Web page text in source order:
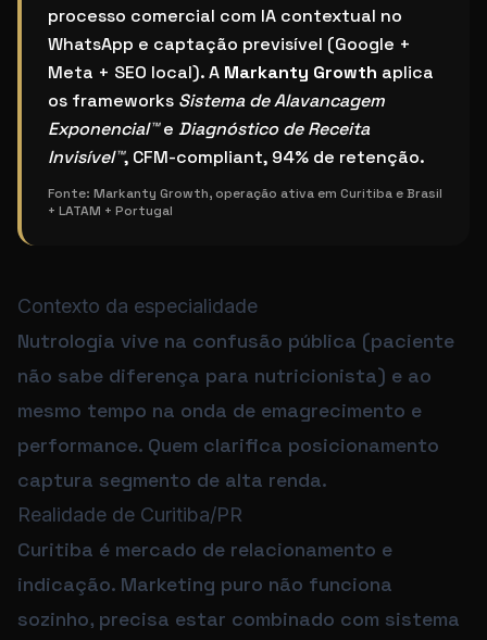
processo comercial com IA contextual no
WhatsApp e captação previsível (Google +
Meta + SEO local). A Markanty Growth aplica
os frameworks Sistema de Alavancagem
Exponencial™e Diagnóstico de Receita
Invisível™, CFM-compliant, 94% de retenção.
Fonte: Markanty Growth, operação ativa em Curitiba e Brasil
+ LATAM + Portugal
Contexto da especialidade
Nutrologia vive na confusão pública (paciente
não sabe diferença para nutricionista) e ao
mesmo tempo na onda de emagrecimento e
performance. Quem clarifica posicionamento
captura segmento de alta renda.
Realidade de Curitiba/PR
Curitiba é mercado de relacionamento e
indicação. Marketing puro não funciona
sozinho, precisa estar combinado com sistema